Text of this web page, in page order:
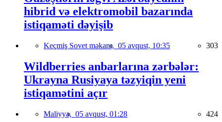
hibrid və elektromobil bazarında
istiqaməti dəyişib
Keçmiş Sovet məkanı, 05 avqust, 10:35 303
Wildberries anbarlarına zərbələr:
Ukrayna Rusiyaya təzyiqin yeni
istiqamətini açır
Maliyyə, 05 avqust, 01:28 424